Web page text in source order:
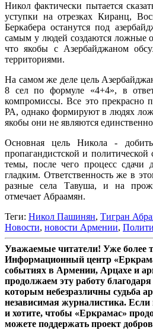
Никол фактически пытается
уступки на отрезках Киранц,
Беркабера останутся под
самым у людей создаются ложные
что якобы с Азербайджаном
территориями.
На самом же деле цель
8 сел по формуле «4+4», в
компромиссы. Все это прекрасно
РА, однако формируют в людях
якобы они не являются
Основная цель Никола -
пропагандистской и политической
темы, после чего процесс сдачи
гладким. Ответственность же в
разные села Тавуша, и на
отмечает Абраамян.
Теги: Никол Пашинян, Тигран
Новости, новости Армении,
Уважаемые читатели! Уже более
Информационный центр
событиях в Армении, Арцахе и
продолжаем эту работу
которым небезразличны судьба
независимая журналистика.
и хотите, чтобы «Еркрамас»
можете поддержать проект